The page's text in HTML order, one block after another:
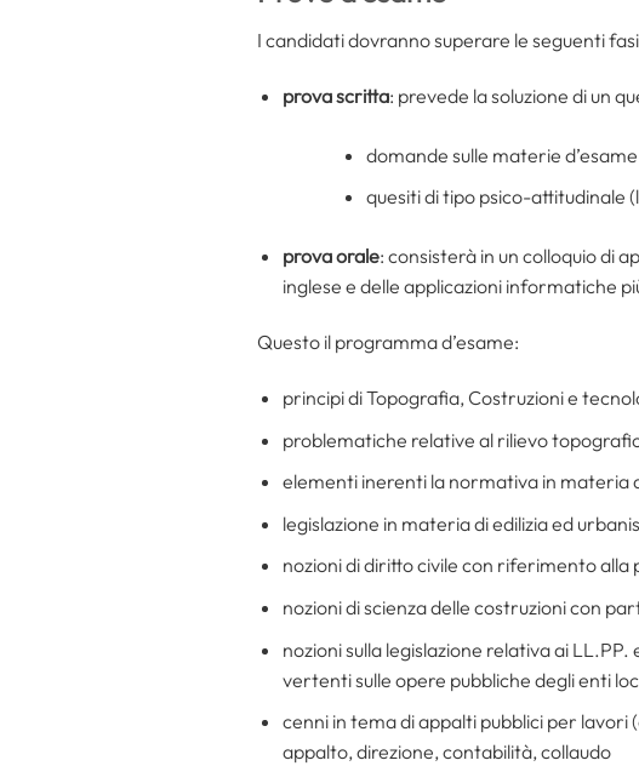
I candidati dovranno superare le seguenti
prova scritta: prevede la soluzione di un
domande sulle materie d’esame
quesiti di tipo psico-attitudinale
prova orale: consisterà in un colloquio di
inglese e delle applicazioni informatiche
Questo il programma d’esame:
principi di Topografia, Costruzioni e
problematiche relative al rilievo
elementi inerenti la normativa in materia
legislazione in materia di edilizia ed
nozioni di diritto civile con riferimento alla
nozioni di scienza delle costruzioni con
nozioni sulla legislazione relativa ai
vertenti sulle opere pubbliche degli enti
cenni in tema di appalti pubblici per
appalto, direzione, contabilità, collaudo